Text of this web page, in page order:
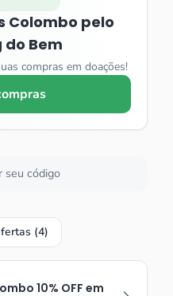
Colombo pelo
do Bem
compras em doações!
seu código
(4)
10% OFF em